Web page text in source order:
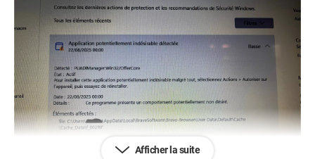
Afficher la suite